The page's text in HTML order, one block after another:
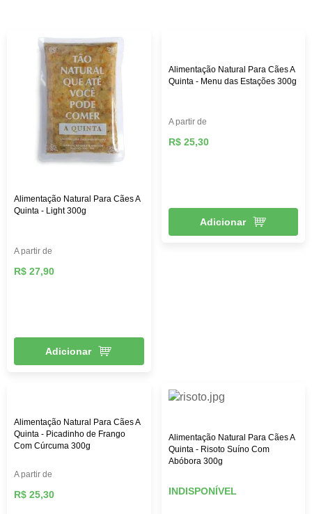
brinquedos que vão deixar seu pet mais feliz e ativo,
roupas, acessórios e muito mais!
Alimentação Natural Para Cães A
Quinta - Light 300g
A partir de
R$ 27,90
Adicionar
Alimentação Natural Para Cães A
Quinta - Menu das Estações 300g
A partir de
R$ 25,30
Adicionar
Alimentação Natural Para Cães A
Quinta - Picadinho de Frango
Com Cúrcuma 300g
A partir de
R$ 25,30
Alimentação Natural Para Cães A
Quinta - Risoto Suíno Com
Abóbora 300g
INDISPONÍVEL